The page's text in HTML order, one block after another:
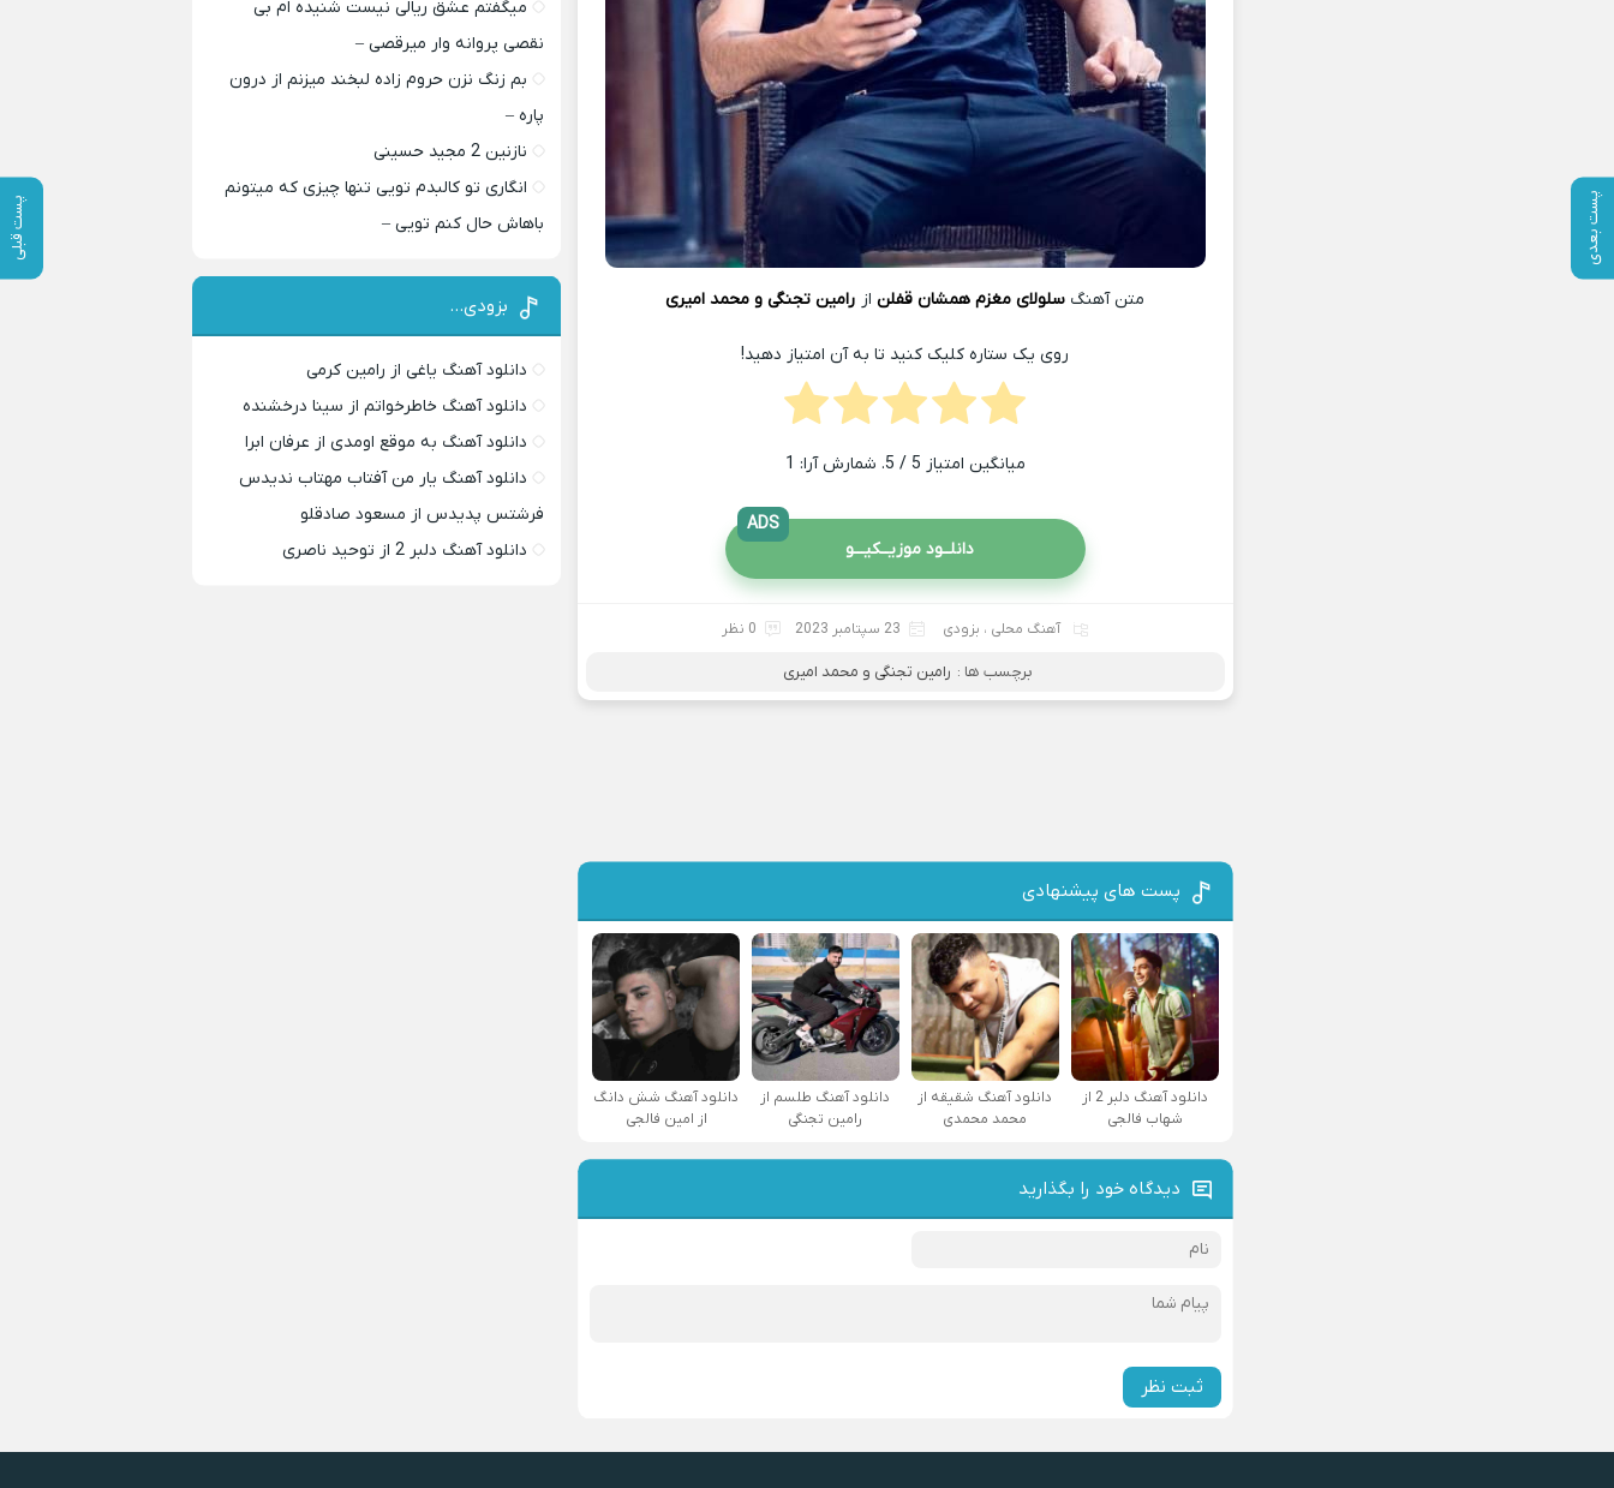
پست بعدی پست قبلی
متن آهنگ سلولای مغزم همشان قفلن از رامین تجنگی و محمد امیری
روی یک ستاره کلیک کنید تا به آن امتیاز دهید!
میانگین امتیاز 5 / 5. شمارش آرا: 1
دانلــود موزیــکیـــو
ADS
آهنگ محلی ، بزودی 23 سپتامبر 2023 0 نظر
برچسب ها : رامین تجنگی و محمد امیری
پست های پیشنهادی
دانلود آهنگ دلبر 2 از
شهاب فالجی
دانلود آهنگ شقیقه از
محمد محمدی
دانلود آهنگ طلسم از
رامین تجنگی
دانلود آهنگ شش دانگ
از امین فالجی
دیدگاه خود را بگذارید
ثبت نظر
میگفتم عشق ریالی نیست شنیده ام بی
نقصی پروانه وار میرقصی –
بم زنگ نزن حروم زاده لبخند میزنم از درون
پاره –
نازنین 2 مجید حسینی
انگاری تو کالبدم تویی تنها چیزی که میتونم
باهاش حال کنم تویی –
بزودی…
دانلود آهنگ یاغی از رامین کرمی
دانلود آهنگ خاطرخواتم از سینا درخشنده
دانلود آهنگ به موقع اومدی از عرفان ابرا
دانلود آهنگ یار من آفتاب مهتاب ندیدس
فرشتس پدیدس از مسعود صادقلو
دانلود آهنگ دلبر 2 از توحید ناصری